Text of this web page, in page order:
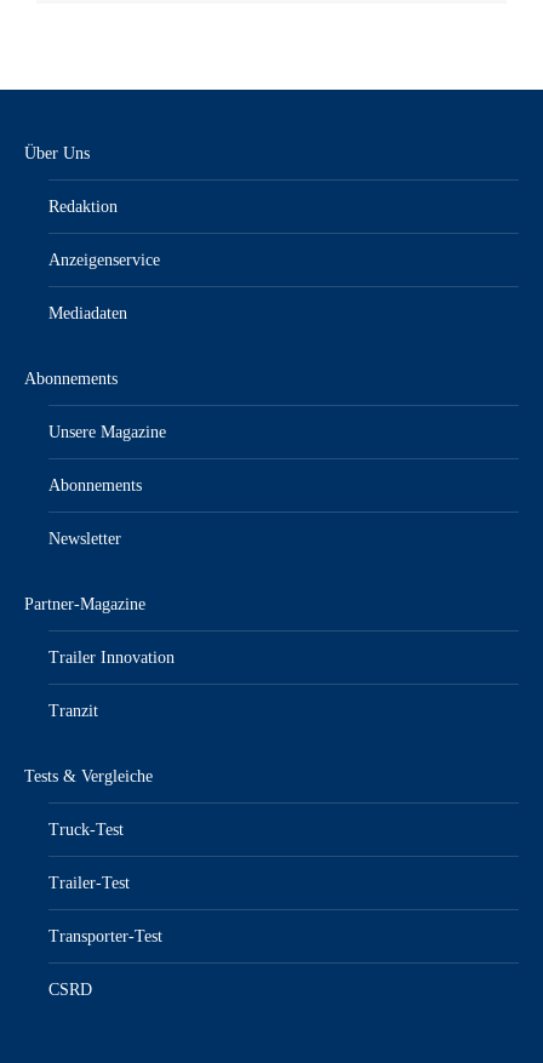
Über Uns
Redaktion
Anzeigenservice
Mediadaten
Abonnements
Unsere Magazine
Abonnements
Newsletter
Partner-Magazine
Trailer Innovation
Tranzit
Tests & Vergleiche
Truck-Test
Trailer-Test
Transporter-Test
CSRD